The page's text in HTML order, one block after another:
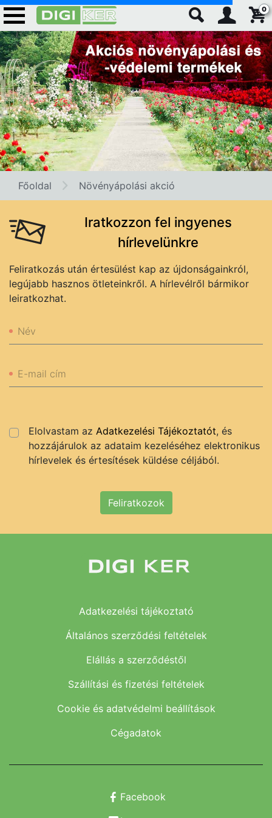
0
Főoldal Növényápolási akció
Iratkozzon fel ingyenes
hírlevelünkre
Feliratkozás után értesülést kap az újdonságainkról,
legújabb hasznos ötleteinkről. A hírlevélről bármikor
leiratkozhat.
Név
E-mail cím
Elolvastam az Adatkezelési Tájékoztatót, és
hozzájárulok az adataim kezeléséhez elektronikus
hírlevelek és értesítések küldése céljából.
Feliratkozok
Adatkezelési tájékoztató
Általános szerződési feltételek
Elállás a szerződéstől
Szállítási és fizetési feltételek
Cookie és adatvédelmi beállítások
Cégadatok
Facebook